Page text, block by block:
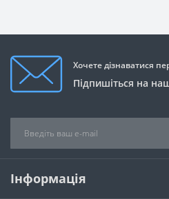
Хочете дізнаватися
Підпишіться на
Інформація